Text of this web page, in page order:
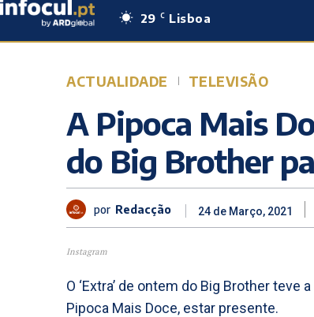
29 C Lisboa
ACTUALIDADE TELEVISÃO
A Pipoca Mais
do Big Brother
por Redacção 24 de Março, 2021
Instagram
O ‘Extra’ de ontem do Big Brother
Pipoca Mais Doce, estar presente.